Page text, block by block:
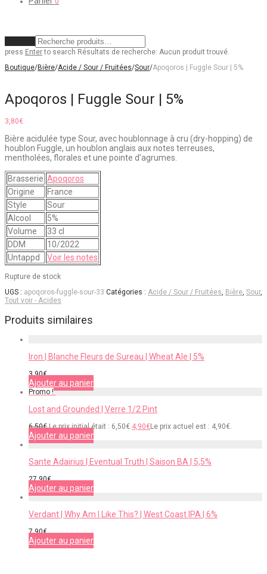
press Enterto search Résultats de recherche: Aucun produit trouvé.
Boutique/Bière/Acide / Sour / Fruitées/Sour/Apoqoros | Fuggle Sour | 5%
Apoqoros | Fuggle Sour | 5%
3,80€
Bière acidulée type Sour, avec houblonnage à cru (dry-hopping) de
houblon Fuggle, un houblon anglais aux notes terreuses,
mentholées, florales et une pointe d’agrumes.
Brasserie Apoqoros
Origine
France
Style
Sour
Alcool
5%
Volume
33 cl
DDM
10/2022
Untappd
Voir les notes
Rupture de stock
UGS : apoqoros-fuggle-sour-33 Catégories : Acide / Sour / Fruitées, Bière, Sour,
Tout voir - Acides
Produits similaires
Iron | Blanche Fleurs de Sureau | Wheat Ale | 5%
3,90€
Ajouter au panier
Promo !
Lost and Grounded | Verre 1/2 Pint
6,50€ Le prix initial était : 6,50€.4,90€Le prix actuel est : 4,90€.
Ajouter au panier
Sante Adairius | Eventual Truth | Saison BA | 5,5%
27,90€
Ajouter au panier
Verdant | Why Am I Like This? | West Coast IPA | 6%
7,90€
Ajouter au panier